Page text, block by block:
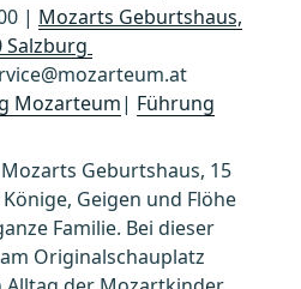
| Mozarts Geburtshaus,
Salzburg
Mozarteum| Führung
Geburtshaus, 15
Geigen und Flöhe
Familie. Bei dieser
Originalschauplatz